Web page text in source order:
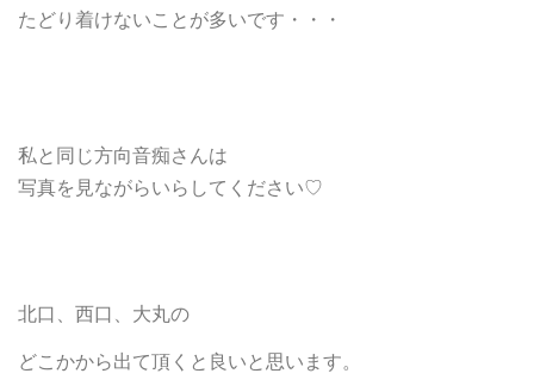
たどり着けないことが多いです・・・
私と同じ方向音痴さんは
写真を見ながらいらしてください♡
北口、西口、大丸の
どこかから出て頂くと良いと思います。